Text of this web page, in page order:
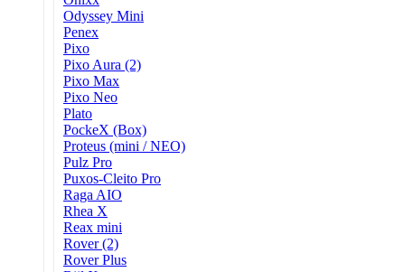
Odyssey Mini
Penex
Pixo
Pixo Aura (2)
Pixo Max
Pixo Neo
Plato
PockeX (Box)
Proteus (mini / NEO)
Pulz Pro
Puxos-Cleito Pro
Raga AIO
Rhea X
Reax mini
Rover (2)
Rover Plus